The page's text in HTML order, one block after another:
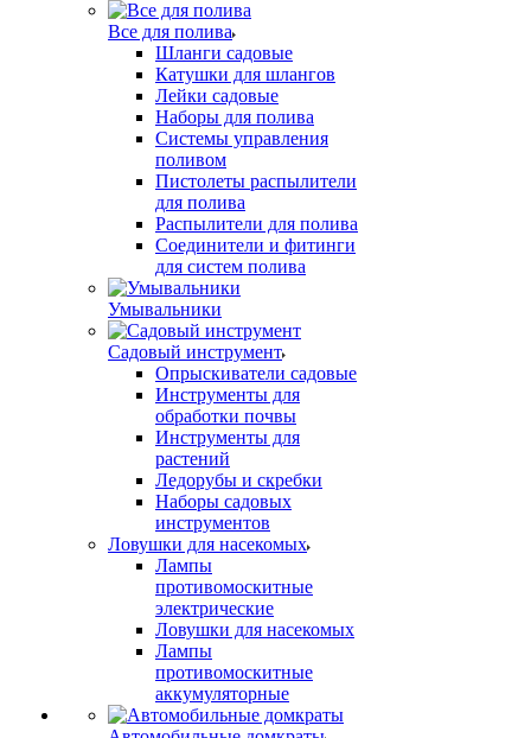
Все для полива
Шланги садовые
Катушки для шлангов
Лейки садовые
Наборы для полива
Системы управления
поливом
Пистолеты распылители
для полива
Распылители для полива
Соединители и фитинги
для систем полива
Умывальники
Садовый инструмент
Опрыскиватели садовые
Инструменты для
обработки почвы
Инструменты для
растений
Ледорубы и скребки
Наборы садовых
инструментов
Ловушки для насекомых
Лампы
противомоскитные
электрические
Ловушки для насекомых
Лампы
противомоскитные
аккумуляторные